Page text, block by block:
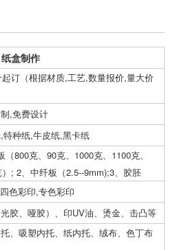
纸盒制作
起订（根据材质,工艺,数量报价,量大价
,免费设计
特种纸,牛皮纸,黑卡纸
（800克、90克、1000克、1100克、
）; 2、中纤板（2.5--9mm);3、胶胚
色彩印,专色彩印
胶、哑胶）、印UV油、烫金、击凸等
、吸塑内托、纸内托、绒布、色丁布